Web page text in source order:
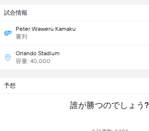
試合情報
Peter Waweru Kamaku
審判
Orlando Stadium
容量: 40,000
予想
誰が勝つのでしょう?